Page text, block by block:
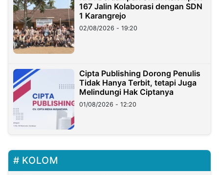
167 Jalin Kolaborasi dengan SDN
1 Karangrejo
02/08/2026 - 19:20
Cipta Publishing Dorong Penulis
Tidak Hanya Terbit, tetapi Juga
Melindungi Hak Ciptanya
01/08/2026 - 12:20
KOLOM